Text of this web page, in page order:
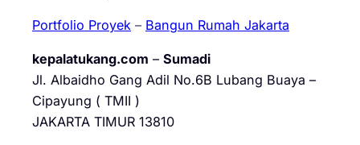
Portfolio Proyek – Bangun Rumah Jakarta
kepalatukang.com – Sumadi
Jl. Albaidho Gang Adil No.6B Lubang Buaya –
Cipayung ( TMII )
JAKARTA TIMUR 13810